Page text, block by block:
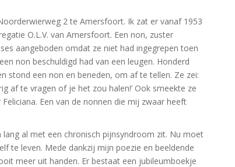
2 te Amersfoort. Ik zat er vanaf 1953
O.L.V. van Amersfoort. Een non, zuster
aangeboden omdat ze niet had ingegrepen toen
non beschuldigd had van een leugen. Honderd
stond een non en beneden, om af te tellen. Ze zei:
af te vragen of je het zou halen!’ Ook smeekte ze
Een van de nonnen die mij zwaar heeft
al met een chronisch pijnsyndroom zit. Nu moet
te leven. Mede dankzij mijn poezie en beeldende
meer uit handen. Er bestaat een jubileumboekje